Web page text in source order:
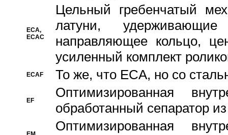
ECA,
ECAC
Цельный гребенчатый
латуни,
направляющее кольцо,
усиленный комплект
ECAF То же, что ECA, но со
EF
Оптимизированная
обработанный сепаратор
Оптимизированная